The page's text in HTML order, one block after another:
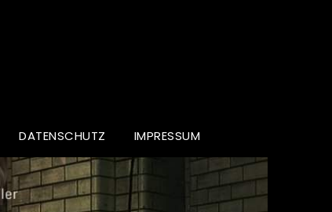
DATENSCHUTZ IMPRESSUM